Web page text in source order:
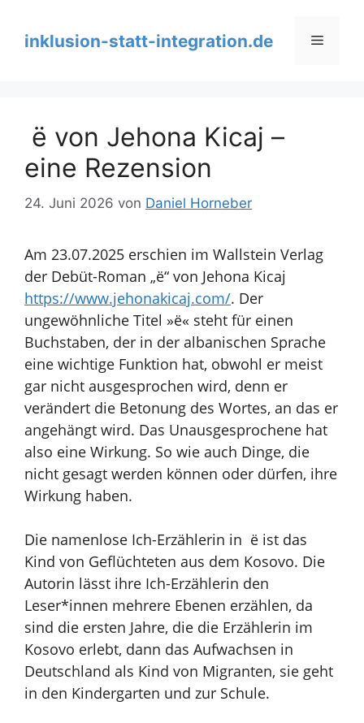
springeninklusion-statt-integration.de Menü
ë von Jehona Kicaj –
eine Rezension
24. Juni 2026 von Daniel Horneber
Am 23.07.2025 erschien im Wallstein Verlag
der Debüt-Roman „ë“ von Jehona Kicaj
https://www.jehonakicaj.com/. Der
ungewöhnliche Titel »ë« steht für einen
Buchstaben, der in der albanischen Sprache
eine wichtige Funktion hat, obwohl er meist
gar nicht ausgesprochen wird, denn er
verändert die Betonung des Wortes, an das er
angehängt wird. Das Unausgesprochene hat
also eine Wirkung. So wie auch Dinge, die
nicht gesagt werden können oder dürfen, ihre
Wirkung haben.
Die namenlose Ich-Erzählerin in ë ist das
Kind von Geflüchteten aus dem Kosovo. Die
Autorin lässt ihre Ich-Erzählerin den
Leser*innen mehrere Ebenen erzählen, da
sind die ersten Jahre, die die Erzählerin im
Kosovo erlebt, dann das Aufwachsen in
Deutschland als Kind von Migranten, sie geht
in den Kindergarten und zur Schule.